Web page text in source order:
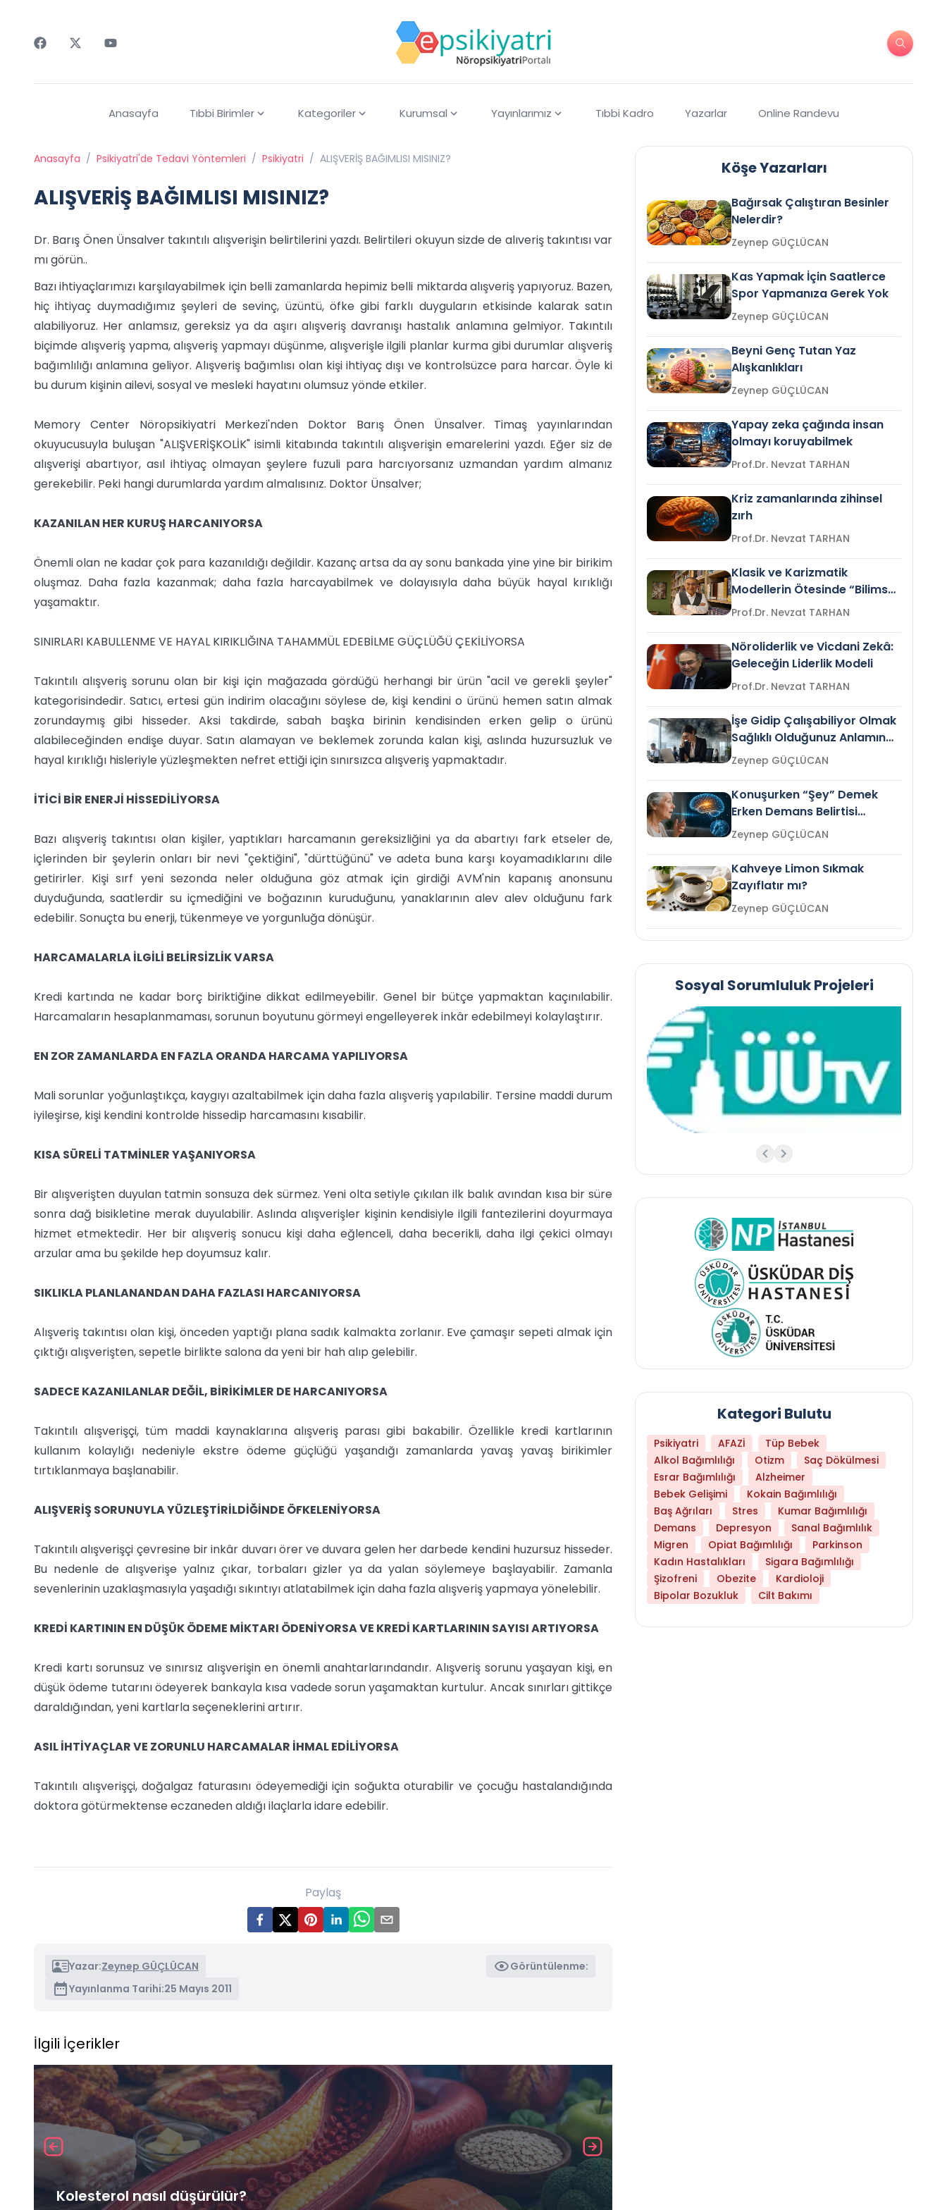
Anasayfa Tıbbi Birimler Kategoriler Kurumsal Yayınlarımız Tıbbi Kadro Yazarlar Online Randevu
Anasayfa / Psikiyatri'de Tedavi Yöntemleri / Psikiyatri / ALIŞVERİŞ BAĞIMLISI MISINIZ?
ALIŞVERİŞ BAĞIMLISI MISINIZ?
Dr. Barış Önen Ünsalver takıntılı alışverişin belirtilerini yazdı. Belirtileri okuyun sizde de alıveriş takıntısı var
mı görün..
Bazı ihtiyaçlarımızı karşılayabilmek için belli zamanlarda hepimiz belli miktarda alışveriş yapıyoruz. Bazen,
hiç ihtiyaç duymadığımız şeyleri de sevinç, üzüntü, öfke gibi farklı duyguların etkisinde kalarak satın
alabiliyoruz. Her anlamsız, gereksiz ya da aşırı alışveriş davranışı hastalık anlamına gelmiyor. Takıntılı
biçimde alışveriş yapma, alışveriş yapmayı düşünme, alışverişle ilgili planlar kurma gibi durumlar alışveriş
bağımlılığı anlamına geliyor. Alışveriş bağımlısı olan kişi ihtiyaç dışı ve kontrolsüzce para harcar. Öyle ki
bu durum kişinin ailevi, sosyal ve mesleki hayatını olumsuz yönde etkiler.
Memory Center Nöropsikiyatri Merkezi'nden Doktor Barış Önen Ünsalver. Timaş yayınlarından
okuyucusuyla buluşan "ALIŞVERİŞKOLİK" isimli kitabında takıntılı alışverişin emarelerini yazdı. Eğer siz de
alışverişi abartıyor, asıl ihtiyaç olmayan şeylere fuzuli para harcıyorsanız uzmandan yardım almanız
gerekebilir. Peki hangi durumlarda yardım almalısınız. Doktor Ünsalver;
KAZANILAN HER KURUŞ HARCANIYORSA
Önemli olan ne kadar çok para kazanıldığı değildir. Kazanç artsa da ay sonu bankada yine yine bir birikim
oluşmaz. Daha fazla kazanmak; daha fazla harcayabilmek ve dolayısıyla daha büyük hayal kırıklığı
yaşamaktır.
SINIRLARI KABULLENME VE HAYAL KIRIKLIĞINA TAHAMMÜL EDEBİLME GÜÇLÜĞÜ ÇEKİLİYORSA
Takıntılı alışveriş sorunu olan bir kişi için mağazada gördüğü herhangi bir ürün "acil ve gerekli şeyler"
kategorisindedir. Satıcı, ertesi gün indirim olacağını söylese de, kişi kendini o ürünü hemen satın almak
zorundaymış gibi hisseder. Aksi takdirde, sabah başka birinin kendisinden erken gelip o ürünü
alabileceğinden endişe duyar. Satın alamayan ve beklemek zorunda kalan kişi, aslında huzursuzluk ve
hayal kırıklığı hisleriyle yüzleşmekten nefret ettiği için sınırsızca alışveriş yapmaktadır.
İTİCİ BİR ENERJİ HİSSEDİLİYORSA
Bazı alışveriş takıntısı olan kişiler, yaptıkları harcamanın gereksizliğini ya da abartıyı fark etseler de,
içlerinden bir şeylerin onları bir nevi "çektiğini", "dürttüğünü" ve adeta buna karşı koyamadıklarını dile
getirirler. Kişi sırf yeni sezonda neler olduğuna göz atmak için girdiği AVM'nin kapanış anonsunu
duyduğunda, saatlerdir su içmediğini ve boğazının kuruduğunu, yanaklarının alev alev olduğunu fark
edebilir. Sonuçta bu enerji, tükenmeye ve yorgunluğa dönüşür.
HARCAMALARLA İLGİLİ BELİRSİZLİK VARSA
Kredi kartında ne kadar borç biriktiğine dikkat edilmeyebilir. Genel bir bütçe yapmaktan kaçınılabilir.
Harcamaların hesaplanmaması, sorunun boyutunu görmeyi engelleyerek inkâr edebilmeyi kolaylaştırır.
EN ZOR ZAMANLARDA EN FAZLA ORANDA HARCAMA YAPILIYORSA
Mali sorunlar yoğunlaştıkça, kaygıyı azaltabilmek için daha fazla alışveriş yapılabilir. Tersine maddi durum
iyileşirse, kişi kendini kontrolde hissedip harcamasını kısabilir.
KISA SÜRELİ TATMİNLER YAŞANIYORSA
Bir alışverişten duyulan tatmin sonsuza dek sürmez. Yeni olta setiyle çıkılan ilk balık avından kısa bir süre
sonra dağ bisikletine merak duyulabilir. Aslında alışverişler kişinin kendisiyle ilgili fantezilerini doyurmaya
hizmet etmektedir. Her bir alışveriş sonucu kişi daha eğlenceli, daha becerikli, daha ilgi çekici olmayı
arzular ama bu şekilde hep doyumsuz kalır.
SIKLIKLA PLANLANANDAN DAHA FAZLASI HARCANIYORSA
Alışveriş takıntısı olan kişi, önceden yaptığı plana sadık kalmakta zorlanır. Eve çamaşır sepeti almak için
çıktığı alışverişten, sepetle birlikte salona da yeni bir hah alıp gelebilir.
SADECE KAZANILANLAR DEĞİL, BİRİKİMLER DE HARCANIYORSA
Takıntılı alışverişçi, tüm maddi kaynaklarına alışveriş parası gibi bakabilir. Özellikle kredi kartlarının
kullanım kolaylığı nedeniyle ekstre ödeme güçlüğü yaşandığı zamanlarda yavaş yavaş birikimler
tırtıklanmaya başlanabilir.
ALIŞVERİŞ SORUNUYLA YÜZLEŞTİRİLDİĞİNDE ÖFKELENİYORSA
Takıntılı alışverişçi çevresine bir inkâr duvarı örer ve duvara gelen her darbede kendini huzursuz hisseder.
Bu nedenle de alışverişe yalnız çıkar, torbaları gizler ya da yalan söylemeye başlayabilir. Zamanla
sevenlerinin uzaklaşmasıyla yaşadığı sıkıntıyı atlatabilmek için daha fazla alışveriş yapmaya yönelebilir.
KREDİ KARTININ EN DÜŞÜK ÖDEME MİKTARI ÖDENİYORSA VE KREDİ KARTLARININ SAYISI ARTIYORSA
Kredi kartı sorunsuz ve sınırsız alışverişin en önemli anahtarlarındandır. Alışveriş sorunu yaşayan kişi, en
düşük ödeme tutarını ödeyerek bankayla kısa vadede sorun yaşamaktan kurtulur. Ancak sınırları gittikçe
daraldığından, yeni kartlarla seçeneklerini artırır.
ASIL İHTİYAÇLAR VE ZORUNLU HARCAMALAR İHMAL EDİLİYORSA
Takıntılı alışverişçi, doğalgaz faturasını ödeyemediği için soğukta oturabilir ve çocuğu hastalandığında
doktora götürmektense eczaneden aldığı ilaçlarla idare edebilir.
Paylaş
Yazar:Zeynep GÜÇLÜCAN
Görüntülenme:
Yayınlanma Tarihi:25 Mayıs 2011
İlgili İçerikler
Kolesterol nasıl düşürülür?
Köşe Yazarları
Bağırsak Çalıştıran Besinler
Nelerdir?
Zeynep GÜÇLÜCAN
Kas Yapmak İçin Saatlerce
Spor Yapmanıza Gerek Yok
Zeynep GÜÇLÜCAN
Beyni Genç Tutan Yaz
Alışkanlıkları
Zeynep GÜÇLÜCAN
Yapay zeka çağında insan
olmayı koruyabilmek
Prof.Dr. Nevzat TARHAN
Kriz zamanlarında zihinsel
zırh
Prof.Dr. Nevzat TARHAN
Klasik ve Karizmatik
Modellerin Ötesinde “Bilimsel
Liderlik”
Prof.Dr. Nevzat TARHAN
Nöroliderlik ve Vicdani Zekâ:
Geleceğin Liderlik Modeli
Prof.Dr. Nevzat TARHAN
İşe Gidip Çalışabiliyor Olmak
Sağlıklı Olduğunuz Anlamına
Gelir mi?Zeynep GÜÇLÜCAN
Konuşurken “Şey” Demek
Erken Demans Belirtisi
Olabilir mi?Zeynep GÜÇLÜCAN
Kahveye Limon Sıkmak
Zayıflatır mı?
Zeynep GÜÇLÜCAN
Sosyal Sorumluluk Projeleri
Kategori Bulutu
Psikiyatri AFAZİ
Tüp Bebek
Alkol Bağımlılığı
Otizm
Saç Dökülmesi
Esrar Bağımlılığı
Alzheimer
Bebek Gelişimi
Kokain Bağımlılığı
Baş Ağrıları
Stres
Kumar Bağımlılığı
Demans
Depresyon
Sanal Bağımlılık
Migren
Opiat Bağımlılığı
Parkinson
Kadın Hastalıkları
Sigara Bağımlılığı
Şizofreni
Obezite
Kardioloji
Bipolar Bozukluk
Cilt Bakımı